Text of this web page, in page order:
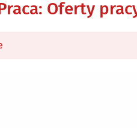
Oferty